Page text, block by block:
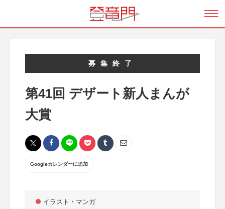
募集終了
第41回 デザート新人まんが
大賞
Googleカレンダーに追加
イラスト・マンガ